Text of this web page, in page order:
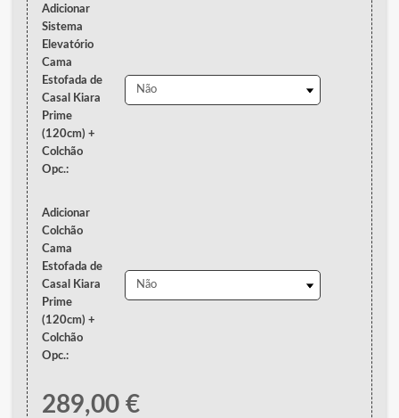
Adicionar
Sistema
Elevatório
Cama
Estofada de
Casal Kiara
Prime
(120cm) +
Colchão
Opc.:
Adicionar
Colchão
Cama
Estofada de
Casal Kiara
Prime
(120cm) +
Colchão
Opc.:
289,00 €